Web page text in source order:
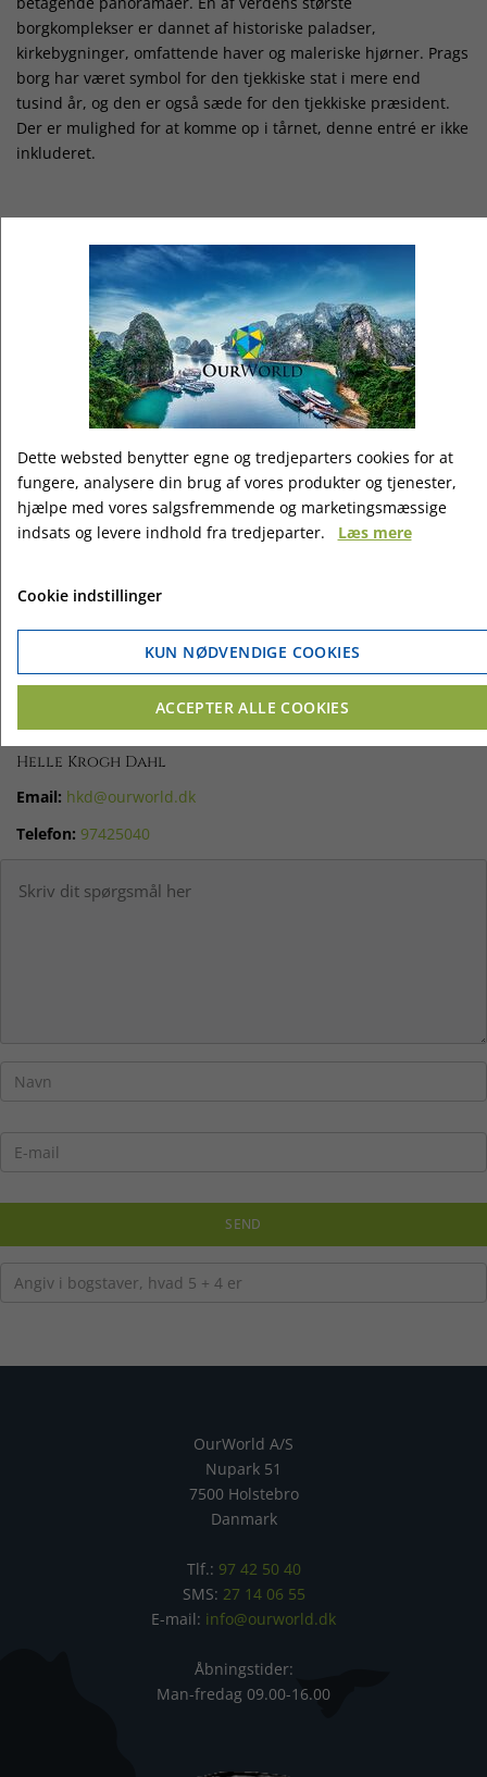
borgkomplekser er dannet af historiske paladser,
kirkebygninger, omfattende haver og maleriske hjørner. Prags
borg har været symbol for den tjekkiske stat i mere end
tusind år, og den er også sæde for den tjekkiske præsident.
Der er mulighed for at komme op i tårnet, denne entré er ikke
inkluderet.
Vi en foreslå en udflugt til middelalderbyen Kutna Hora, som
er beliggende en times kørsel fra Prag. Besøg her
sølvminerne, som man kan få en rundtur i. Byen er også
kendt for Sct. Barbara kirken i fornem gotisk stil. Cirka fem
kilometer fra Kutna Hora ligger den meget specielle
knoglekirke, hvor al udsmykning er lavet af
menneskeskeletter. Der er også mulighed for at besøge Skoda
Fabrikken og Muséum og få en rundvisning.
Dag 7:
Efter morgenmaden pakkes bussen. Vi har en dagskørsel mod
Har du spørgsmål?
Helle Krogh Dahl
Email: hkd@ourworld.dk
Telefon: 97425040
OurWorld A/S
Nupark 51
7500 Holstebro
Danmark
Tlf.: 97 42 50 40
SMS: 27 14 06 55
E-mail: info@ourworld.dk
Åbningstider:
Man-fredag 09.00-16.00
Dette websted benytter egne og tredjeparters cookies for at
fungere, analysere din brug af vores produkter og tjenester,
hjælpe med vores salgsfremmende og marketingsmæssige
indsats og levere indhold fra tredjeparter.
Læs mere
Cookie indstillinger
KUN NØDVENDIGE COOKIES
ACCEPTER ALLE COOKIES